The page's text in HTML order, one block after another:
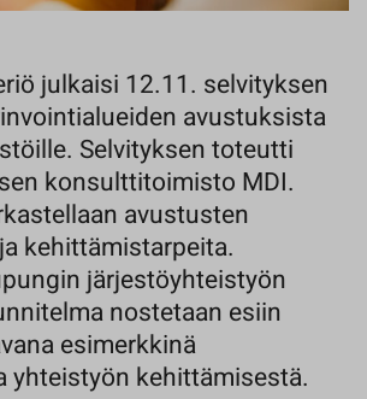
julkaisi 12.11. selvityksen
avustuksista
Selvityksen toteutti
konsulttitoimisto MDI.
avustusten
kehittämistarpeita.
järjestöyhteistyön
nostetaan esiin
esimerkkinä
yhteistyön kehittämisestä.